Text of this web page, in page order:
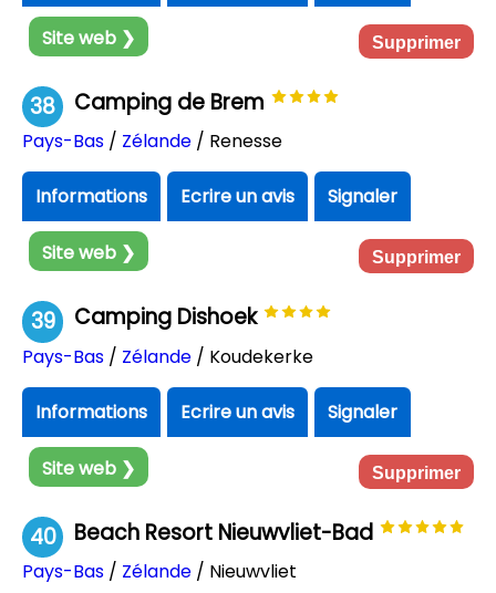
Site web ❯ Supprimer
38 Camping de Brem
Pays-Bas / Zélande / Renesse
Informations Ecrire un avis Signaler
Site web ❯ Supprimer
39 Camping Dishoek
Pays-Bas / Zélande / Koudekerke
Informations Ecrire un avis Signaler
Site web ❯ Supprimer
40 Beach Resort Nieuwvliet-Bad
Pays-Bas / Zélande / Nieuwvliet